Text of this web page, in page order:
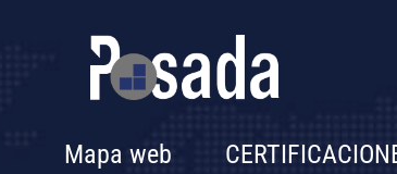
Mapa web